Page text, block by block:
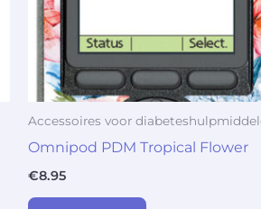
Accessoires voor
Omnipod PDM Tropical Flower
€8.95